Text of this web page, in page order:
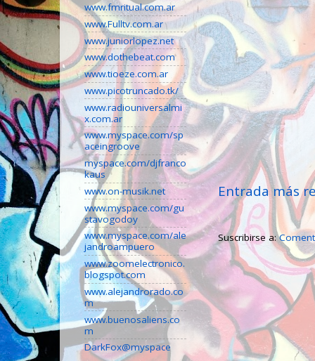
Entrada más
Suscribirse a:
www.fmritual.com.ar
www.Fulltv.com.ar
www.juniorlopez.net
www.dothebeat.com
www.tioeze.com.ar
www.picotruncado.tk/
www.radiouniversalmi
x.com.ar
www.myspace.com/sp
aceingroove
myspace.com/djfranco
kaus
www.on-musik.net
www.myspace.com/gu
stavogodoy
www.myspace.com/ale
jandroampuero
www.zoomelectronico.
blogspot.com
www.alejandrorado.co
m
www.buenosaliens.co
m
DarkFox@myspace